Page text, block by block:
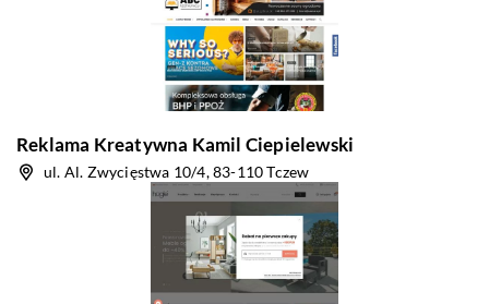
Reklama Kreatywna Kamil Ciepielewski
ul. Al. Zwycięstwa 10/4, 83-110 Tczew